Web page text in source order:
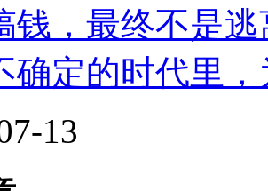
钱，最终不是
确定的时代里
13